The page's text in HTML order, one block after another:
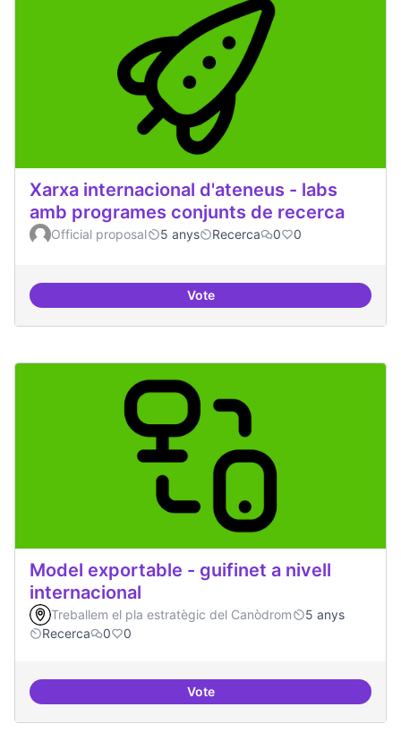
Xarxa internacional d'ateneus - labs
amb programes conjunts de recerca
Official proposal 5 anys Recerca 0 0
VoteXarxa internacional d'ateneus -
Model exportable - guifinet a nivell
internacional
Treballem el pla estratègic del Canòdrom
5 anys
Recerca
0 0
VoteModel exportable - guifinet a